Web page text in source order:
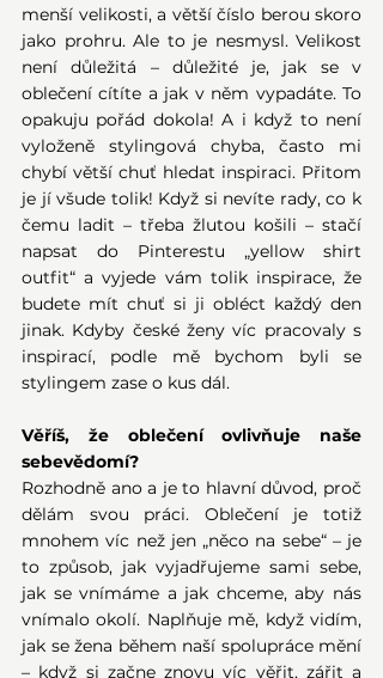
menší velikosti, a větší číslo berou skoro
jako prohru. Ale to je nesmysl. Velikost
není důležitá – důležité je, jak se v
oblečení cítíte a jak v něm vypadáte. To
opakuju pořád dokola! A i když to není
vyloženě stylingová chyba, často mi
chybí větší chuť hledat inspiraci. Přitom
je jí všude tolik! Když si nevíte rady, co k
čemu ladit – třeba žlutou košili – stačí
napsat do Pinterestu „yellow shirt
outfit“ a vyjede vám tolik inspirace, že
budete mít chuť si ji obléct každý den
jinak. Kdyby české ženy víc pracovaly s
inspirací, podle mě bychom byli se
stylingem zase o kus dál.
Věříš, že oblečení ovlivňuje naše
sebevědomí?
Rozhodně ano a je to hlavní důvod, proč
dělám svou práci. Oblečení je totiž
mnohem víc než jen „něco na sebe“ – je
to způsob, jak vyjadřujeme sami sebe,
jak se vnímáme a jak chceme, aby nás
vnímalo okolí. Naplňuje mě, když vidím,
jak se žena během naší spolupráce mění
– když si začne znovu víc věřit, zářit a